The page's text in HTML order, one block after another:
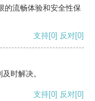
的流畅体验和安全性保
支持[0] 反对[0]
时解决。
支持[0] 反对[0]